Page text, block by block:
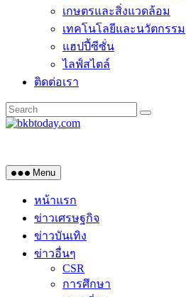
เกษตรและสิ่งแวดล้อม
เทคโนโลยีและนวัตกรรม
แฮปปี้ซีซั่น
ไลฟ์สไตล์
ติดต่อเรา
Menu
หน้าแรก
ข่าวเศรษฐกิจ
ข่าวบันเทิง
ข่าวอื่นๆ
CSR
การศึกษา